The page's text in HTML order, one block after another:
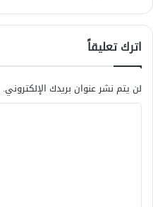
اترك تعليقاً
لن يتم نشر عنوان بريدك الإلكتروني.